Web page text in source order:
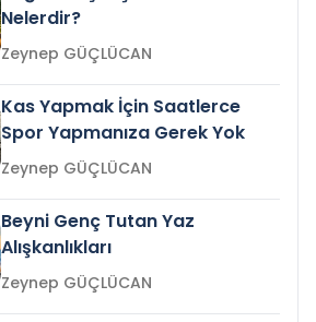
Nelerdir?
Zeynep GÜÇLÜCAN
Kas Yapmak İçin Saatlerce
Spor Yapmanıza Gerek Yok
Zeynep GÜÇLÜCAN
Beyni Genç Tutan Yaz
Alışkanlıkları
Zeynep GÜÇLÜCAN